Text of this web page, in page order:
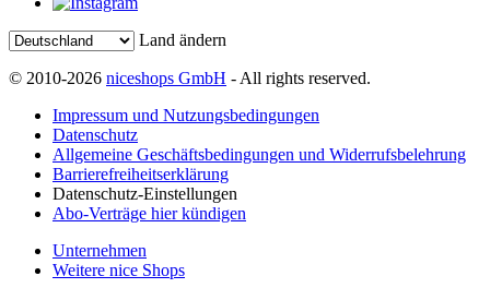
Land ändern
© 2010-2026 niceshops GmbH - All rights reserved.
Impressum und Nutzungsbedingungen
Datenschutz
Allgemeine Geschäftsbedingungen und Widerrufsbelehrung
Barrierefreiheitserklärung
Datenschutz-Einstellungen
Abo-Verträge hier kündigen
Unternehmen
Weitere nice Shops